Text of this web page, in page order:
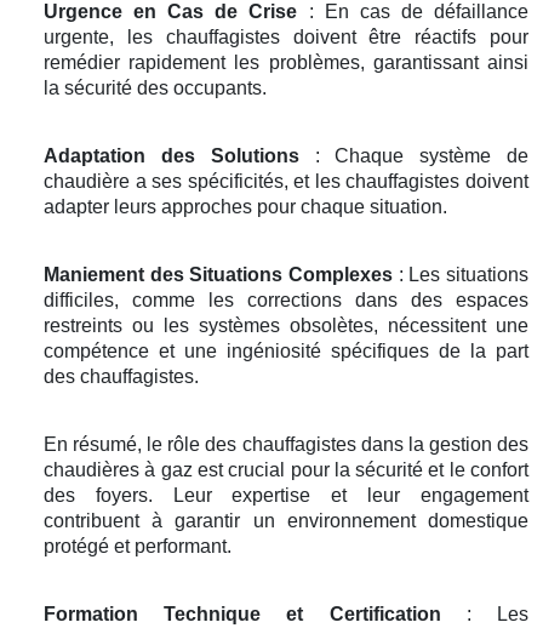
Urgence en Cas de Crise : En cas de défaillance
urgente, les chauffagistes doivent être réactifs pour
remédier rapidement les problèmes, garantissant ainsi
la sécurité des occupants.
Adaptation des Solutions: Chaque système de
chaudière a ses spécificités, et les chauffagistes doivent
adapter leurs approches pour chaque situation.
Maniement des Situations Complexes : Les situations
difficiles, comme les corrections dans des espaces
restreints ou les systèmes obsolètes, nécessitent une
compétence et une ingéniosité spécifiques de la part
des chauffagistes.
En résumé, le rôle des chauffagistes dans la gestion des
chaudières à gaz est crucial pour la sécurité et le confort
des foyers. Leur expertise et leur engagement
contribuent à garantir un environnement domestique
protégé et performant.
Formation Technique et Certification : Les